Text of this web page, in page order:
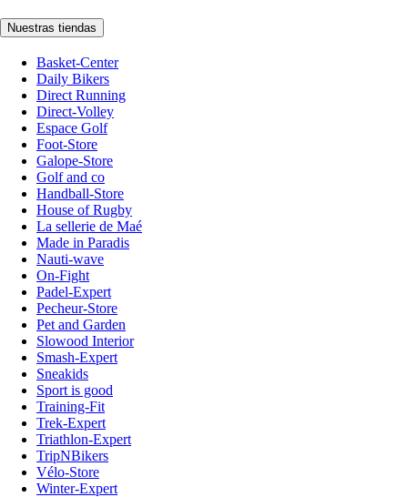
Nuestras tiendas
Basket-Center
Daily Bikers
Direct Running
Direct-Volley
Espace Golf
Foot-Store
Galope-Store
Golf and co
Handball-Store
House of Rugby
La sellerie de Maé
Made in Paradis
Nauti-wave
On-Fight
Padel-Expert
Pecheur-Store
Pet and Garden
Slowood Interior
Smash-Expert
Sneakids
Sport is good
Training-Fit
Trek-Expert
Triathlon-Expert
TripNBikers
Vélo-Store
Winter-Expert